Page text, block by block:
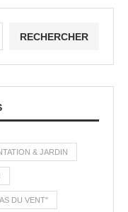
RECHERCHER
& JARDIN
DU VENT"